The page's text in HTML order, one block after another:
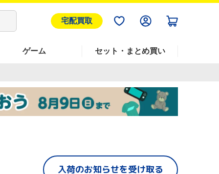
宅配買取
ゲーム セット・まとめ買い
入荷のお知らせを受け取る